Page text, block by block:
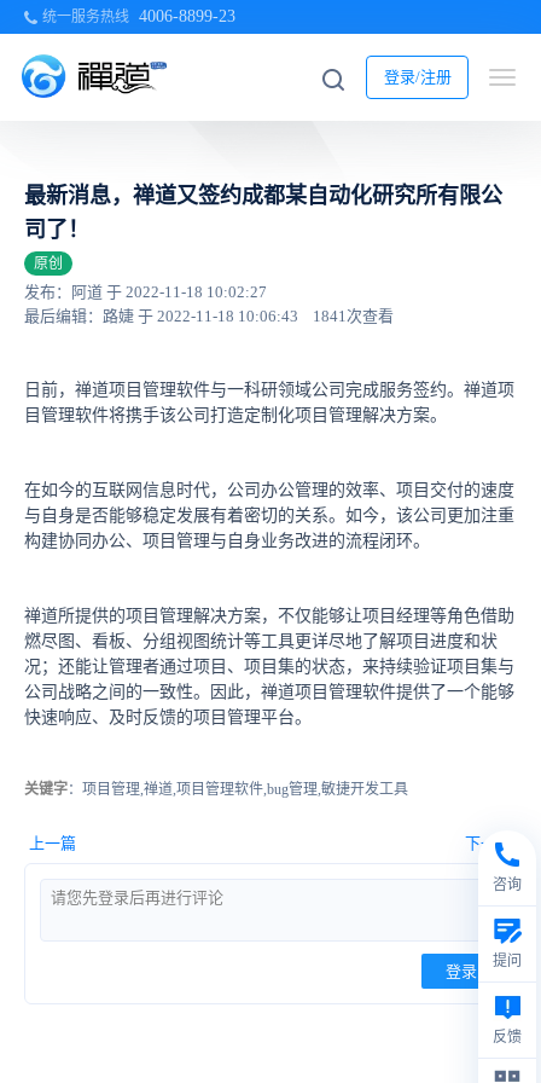
统一服务热线 4006-8899-23
登录/注册
最新消息，禅道又签约成都某自动化研究所有限公
司了！
原创
发布：阿道 于 2022-11-18 10:02:27
最后编辑：路婕 于 2022-11-18 10:06:43
1841次查看
日前，禅道项目管理软件与一科研领域公司完成服务签约。禅道项
目管理软件将携手该公司打造定制化项目管理解决方案。
在如今的互联网信息时代，公司办公管理的效率、项目交付的速度
与自身是否能够稳定发展有着密切的关系。如今，该公司更加注重
构建协同办公、项目管理与自身业务改进的流程闭环。
禅道所提供的项目管理解决方案，不仅能够让项目经理等角色借助
燃尽图、看板、分组视图统计等工具更详尽地了解项目进度和状
况；还能让管理者通过项目、项目集的状态，来持续验证项目集与
公司战略之间的一致性。因此，禅道项目管理软件提供了一个能够
快速响应、及时反馈的项目管理平台。
关键字：项目管理,禅道,项目管理软件,bug管理,敏捷开发工具
上一篇 下一篇
登录
咨询
提问
反馈